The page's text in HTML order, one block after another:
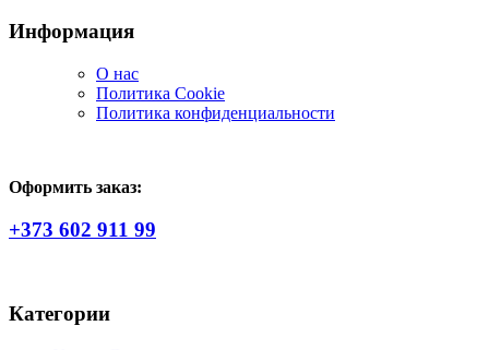
Информация
О нас
Политика Сookie
Политика конфиденциальности
Оформить заказ:
+373 602 911 99
Категории